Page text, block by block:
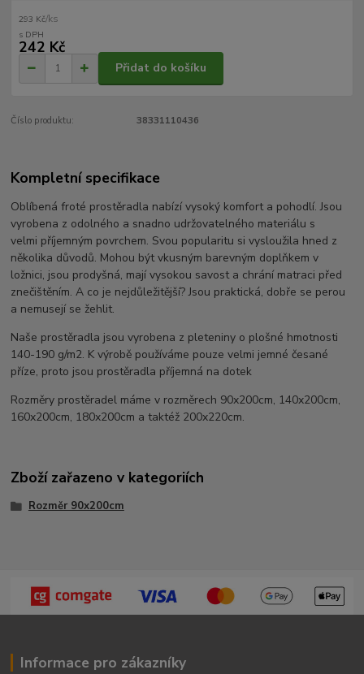
293 Kč/ks
242 Kč
Přidat do košíku
Číslo produktu: 38331110436
Kompletní specifikace
Oblíbená froté prostěradla nabízí vysoký komfort a pohodlí. Jsou
vyrobena z odolného a snadno udržovatelného materiálu s
velmi příjemným povrchem. Svou popularitu si vysloužila hned z
několika důvodů. Mohou být vkusným barevným doplňkem v
ložnici, jsou prodyšná, mají vysokou savost a chrání matraci před
znečištěním. A co je nejdůležitější? Jsou praktická, dobře se perou
a nemusejí se žehlit.
Naše prostěradla jsou vyrobena z pleteniny o plošné hmotnosti
140-190 g/m2. K výrobě používáme pouze velmi jemné česané
příze, proto jsou prostěradla příjemná na dotek
Rozměry prostěradel máme v rozměrech 90x200cm, 140x200cm,
160x200cm, 180x200cm a taktéž 200x220cm.
Zboží zařazeno v kategoriích
Rozměr 90x200cm
Informace pro zákazníky